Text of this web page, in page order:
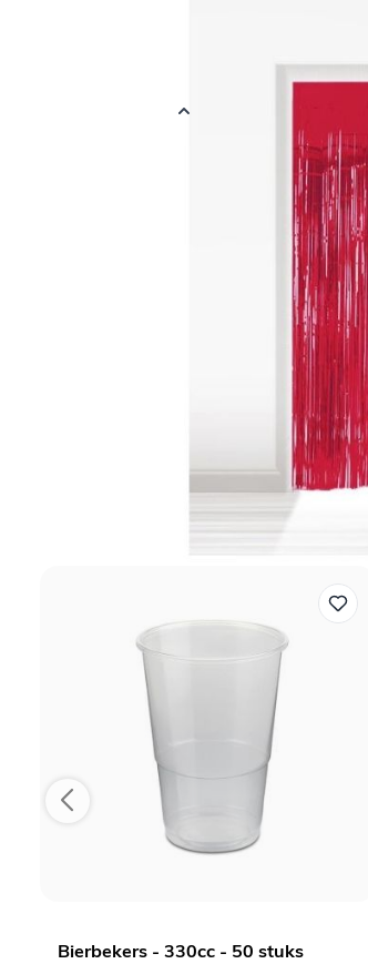
deurgordijn is 1 meter breed en 2 meter hoog.
Bierbekers - 330cc - 50 stuks